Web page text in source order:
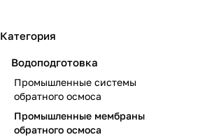
Категория
Водоподготовка
Промышленные системы
обратного осмоса
Промышленные мембраны
обратного осмоса